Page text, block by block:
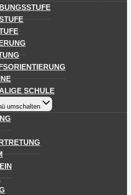
SCHULE
umschalten